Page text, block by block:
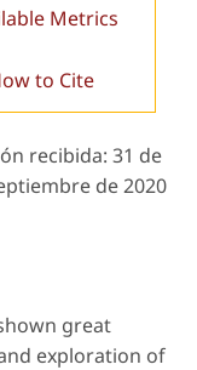
Metrics
to Cite
recibida: 31 de
de 2020
great
exploration of